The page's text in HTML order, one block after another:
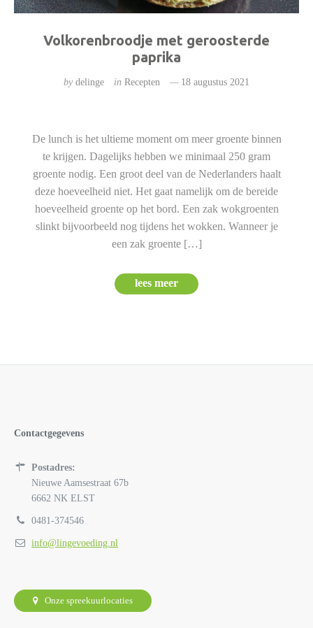
Volkorenbroodje met geroosterde
paprika
by delinge in Recepten 18 augustus 2021
De lunch is het ultieme moment om meer groente binnen
te krijgen. Dagelijks hebben we minimaal 250 gram
groente nodig. Een groot deel van de Nederlanders haalt
deze hoeveelheid niet. Het gaat namelijk om de bereide
hoeveelheid groente op het bord. Een zak wokgroenten
slinkt bijvoorbeeld nog tijdens het wokken. Wanneer je
een zak groente […]
lees meer
Contactgegevens
Postadres:
Nieuwe Aamsestraat 67b
6662 NK ELST
0481-374546
info@lingevoeding.nl
Onze spreekuurlocaties